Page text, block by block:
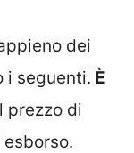
dei
i seguenti. È
prezzo di